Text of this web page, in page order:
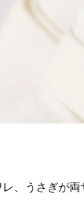
、うさぎが